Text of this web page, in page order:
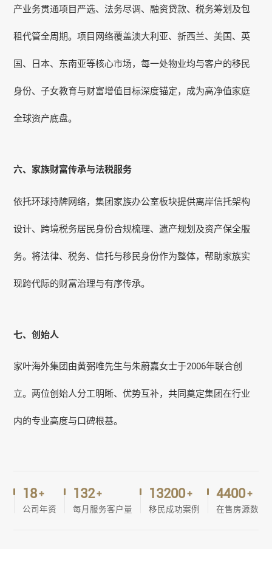
产业务贯通项目严选、法务尽调、融资贷款、税务筹划及包
租代管全周期。项目网络覆盖澳大利亚、新西兰、美国、英
国、日本、东南亚等核心市场，每一处物业均与客户的移民
身份、子女教育与财富增值目标深度锚定，成为高净值家庭
全球资产底盘。
六、家族财富传承与法税服务
依托环球持牌网络，集团家族办公室板块提供离岸信托架构
设计、跨境税务居民身份合规梳理、遗产规划及资产保全服
务。将法律、税务、信托与移民身份作为整体，帮助家族实
现跨代际的财富治理与有序传承。
七、创始人
家叶海外集团由黄弼唯先生与朱蔚嘉女士于2006年联合创
立。两位创始人分工明晰、优势互补，共同奠定集团在行业
内的专业高度与口碑根基。
20+
公司年资
150+
每月服务客户量
15000+
移民成功案例
5000+
在售房源数